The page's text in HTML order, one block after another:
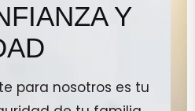
Y
para nosotros es tu